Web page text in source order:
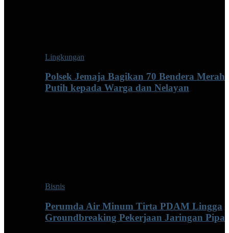
Lingkungan
Polsek Jemaja Bagikan 70 Bendera Merah
Putih kepada Warga dan Nelayan
Bisnis
Perumda Air Minum Tirta PDAM Lingga
Groundbreaking Pekerjaan Jaringan Pipa